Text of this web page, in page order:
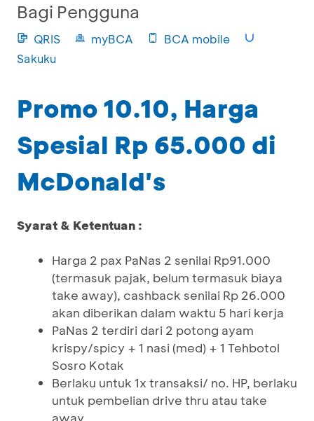
Bagi Pengguna
QRIS myBCA
BCA mobile
Sakuku
Promo 10.10, Harga
Spesial Rp 65.000 di
McDonald's
Syarat & Ketentuan :
Harga 2 pax PaNas 2 senilai Rp91.000
(termasuk pajak, belum termasuk biaya
take away), cashback senilai Rp 26.000
akan diberikan dalam waktu 5 hari kerja
PaNas 2 terdiri dari 2 potong ayam
krispy/spicy + 1 nasi (med) + 1 Tehbotol
Sosro Kotak
Berlaku untuk 1x transaksi/ no. HP, berlaku
untuk pembelian drive thru atau take
away